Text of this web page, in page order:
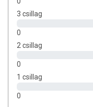
3 csillag
0
2 csillag
0
1 csillag
0